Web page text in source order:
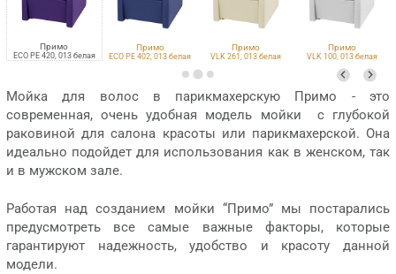
Примо
ECO PE 420, 013 белая
Примо
ECO PE 402, 013 белая
Примо
VLK 261, 013 белая
Примо
VLK 100, 013 белая
Мойка для волос в парикмахерскую Примо - это
современная, очень удобная модель мойки с глубокой
раковиной для салона красоты или парикмахерской. Она
идеально подойдет для использования как в женском, так
и в мужском зале.
Работая над созданием мойки “Примо” мы постарались
предусмотреть все самые важные факторы, которые
гарантируют надежность, удобство и красоту данной
модели.